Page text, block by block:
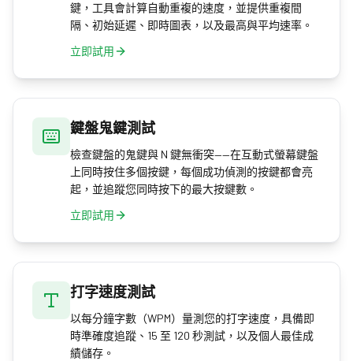
鍵，工具會計算自動重複的速度，並提供重複間
隔、初始延遲、即時圖表，以及最高與平均速率。
立即試用
鍵盤鬼鍵測試
檢查鍵盤的鬼鍵與 N 鍵無衝突——在互動式螢幕鍵盤
上同時按住多個按鍵，每個成功偵測的按鍵都會亮
起，並追蹤您同時按下的最大按鍵數。
立即試用
打字速度測試
以每分鐘字數（WPM）量測您的打字速度，具備即
時準確度追蹤、15 至 120 秒測試，以及個人最佳成
績儲存。